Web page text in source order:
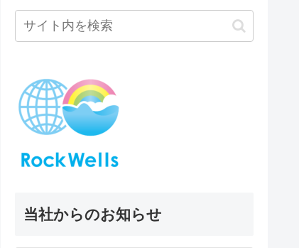
当社からのお知らせ